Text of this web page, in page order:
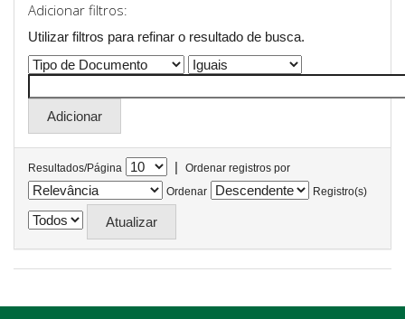
Adicionar filtros:
Utilizar filtros para refinar o resultado de busca.
Resultados/Página |
Ordenar registros por
Ordenar
Registro(s)